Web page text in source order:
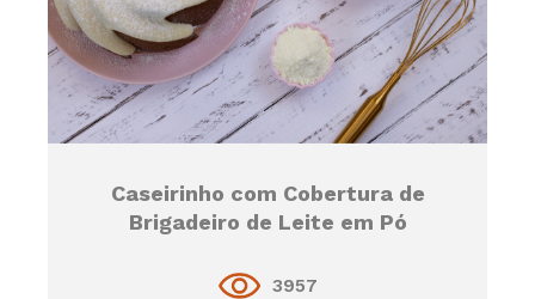
Caseirinho com Cobertura de
Brigadeiro de Leite em Pó
3957